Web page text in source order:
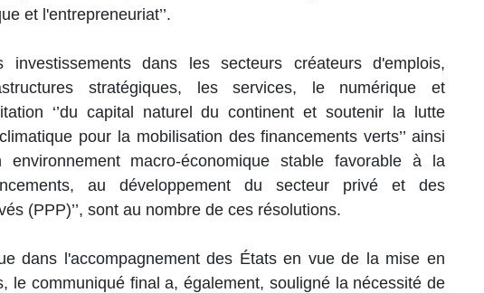
et l'entrepreneuriat’’.
investissements dans les secteurs créateurs d'emplois,
stratégiques, les services, le numérique et
‘’du capital naturel du continent et soutenir la lutte
pour la mobilisation des financements verts’’ ainsi
environnement macro-économique stable favorable à la
au développement du secteur privé et des
(PPP)’’, sont au nombre de ces résolutions.
dans l'accompagnement des États en vue de la mise en
le communiqué final a, également, souligné la nécessité de